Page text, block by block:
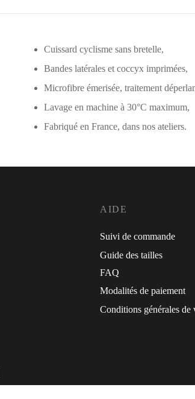
Cuissard cyclisme sans bretelle,
Bandes latérales et coccyx imprimées,
Microfibre émerisée, traitement
Lavage en machine à 30°C maximum,
Fabriqué en France, dans nos ateliers.
AIDE
Suivi de commande
Guide des tailles
FAQ
Modalités de paiement
Conditions générales de